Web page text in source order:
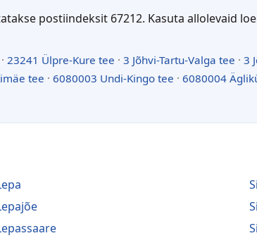
postiindeksit 67212. Kasuta allolevaid
· 23241 Ülpre-Kure tee · 3 Jõhvi-Tartu-Valga tee · 3
tee · 6080003 Undi-Kingo tee · 6080004